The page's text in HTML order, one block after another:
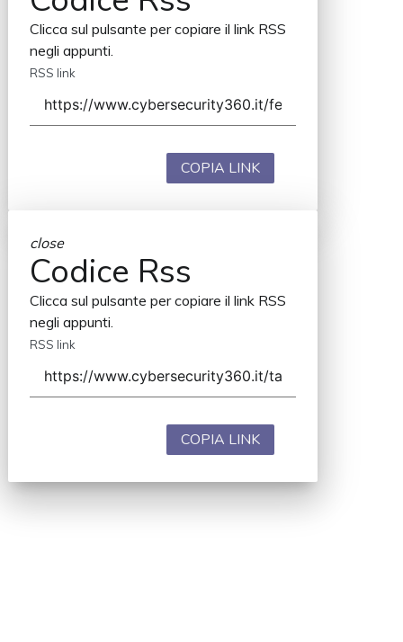
Clicca sul pulsante per copiare il link RSS
negli appunti.
RSS link
COPIA LINK
close
Codice Rss
Clicca sul pulsante per copiare il link RSS
negli appunti.
RSS link
COPIA LINK